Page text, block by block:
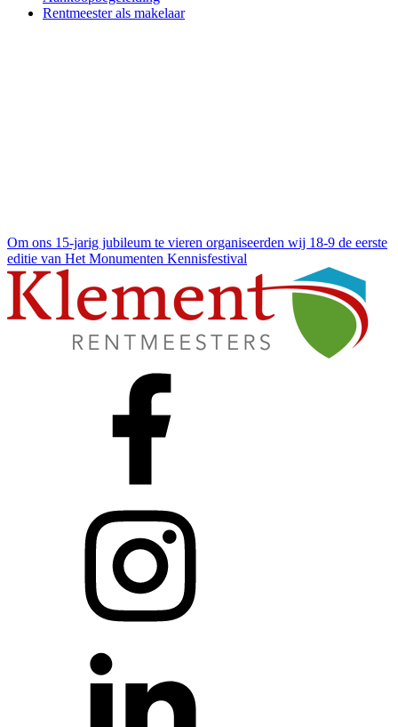
Rentmeester als makelaar
Om ons 15-jarig jubileum te vieren organiseerden wij 18-9 de eerste
editie van Het Monumenten Kennisfestival